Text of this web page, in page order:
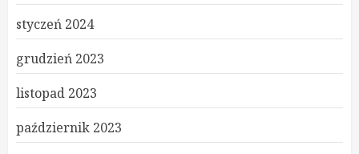
styczeń 2024
grudzień 2023
listopad 2023
październik 2023